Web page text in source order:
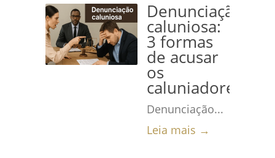
Denunciação
caluniosa:
3 formas
de acusar
os
caluniadores
Denunciação...
Leia mais →